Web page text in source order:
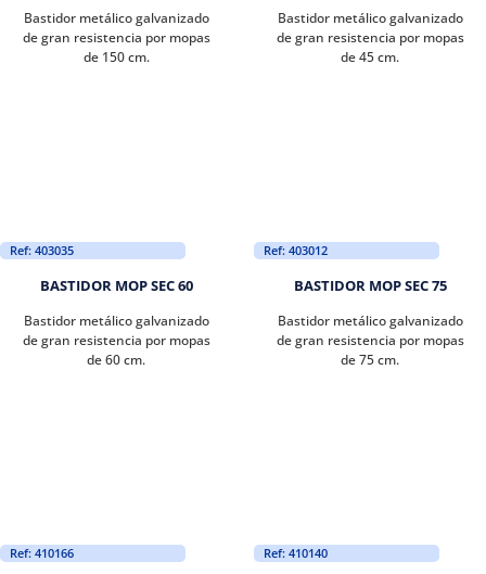
Bastidor metálico galvanizado
de gran resistencia por mopas
de 150 cm.
Bastidor metálico galvanizado
de gran resistencia por mopas
de 45 cm.
Ref: 403035
BASTIDOR MOP SEC 60
Bastidor metálico galvanizado
de gran resistencia por mopas
de 60 cm.
Ref: 403012
BASTIDOR MOP SEC 75
Bastidor metálico galvanizado
de gran resistencia por mopas
de 75 cm.
Ref: 410166 Ref: 410140